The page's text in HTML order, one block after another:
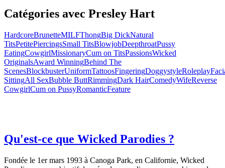
Catégories avec Presley Hart
HardcoreBrunetteMILFThongBig DickNatural
TitsPetitePiercingsSmall TitsBlowjobDeepthroatPussy
EatingCowgirlMissionaryCum on TitsPassionsWicked
OriginalsAward WinningBehind The
ScenesBlockbusterUniformTattoosFingeringDoggystyleRoleplay
SittingAll SexBubble ButtRimmingDark HairComedyWifeReverse
CowgirlCum on PussyRomanticFeature
Qu'est-ce que Wicked Parodies ?
Fondée le 1er mars 1993 à Canoga Park, en Californie, Wicked